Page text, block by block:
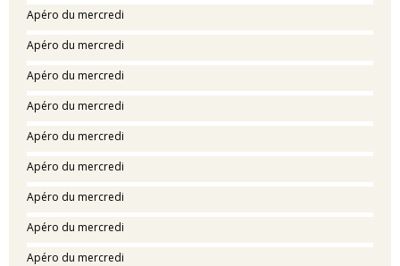
Apéro du mercredi
Apéro du mercredi
Apéro du mercredi
Apéro du mercredi
Apéro du mercredi
Apéro du mercredi
Apéro du mercredi
Apéro du mercredi
Apéro du mercredi